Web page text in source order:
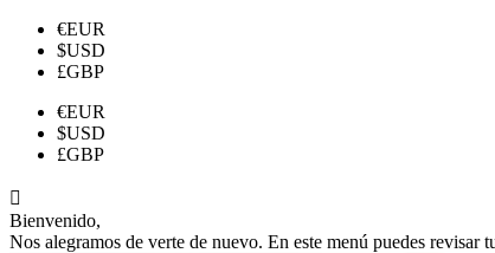
€EUR
$USD
£GBP
€EUR
$USD
£GBP

Bienvenido,
Nos alegramos de verte de nuevo. En este menú puedes revisar